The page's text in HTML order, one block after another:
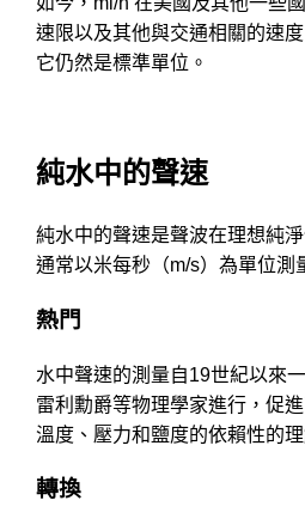
速限以及其他與交通相關的速
它仍然是標準單位。
純水中的聲速
純水中的聲速是聲波在理想純
通常以米每秒（m/s）為單位測
熱門
水中聲速的測量自19世紀以來
雷利勳爵等物理學家進行，促
溫度、壓力和鹽度的依賴性的理
轉換